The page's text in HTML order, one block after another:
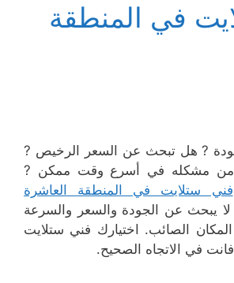
في المنطقة
? هل تبحث عن السعر الرخيص ?
من مشكله في أسرع وقت ممكن ?
فني ستلايت في المنطقة العاشرة
يبحث عن الجودة والسعر والسرعة
الصائب. اختيارك فني ستلايت
في الاتجاه الصحيح.